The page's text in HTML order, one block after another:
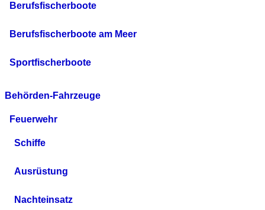
Berufsfischerboote
Berufsfischerboote am Meer
Sportfischerboote
Behörden-Fahrzeuge
Feuerwehr
Schiffe
Ausrüstung
Nachteinsatz